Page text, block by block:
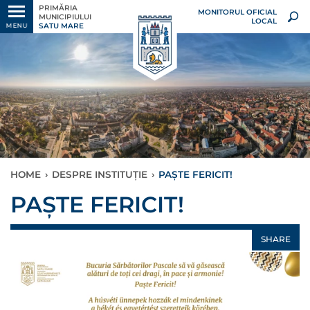
MENU
PRIMĂRIA
MUNICIPIULUI
SATU MARE
MONITORUL OFICIAL
LOCAL
HOME › DESPRE INSTITUȚIE › PAȘTE FERICIT!
PAȘTE FERICIT!
SHARE